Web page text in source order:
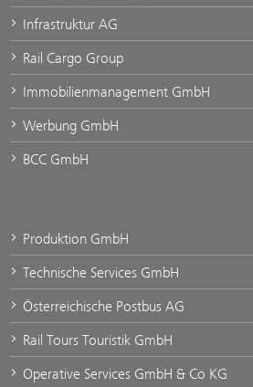
Infrastruktur AG
Rail Cargo Group
Immobilienmanagement GmbH
Werbung GmbH
BCC GmbH
Produktion GmbH
Technische Services GmbH
Österreichische Postbus AG
Rail Tours Touristik GmbH
Operative Services GmbH & Co KG